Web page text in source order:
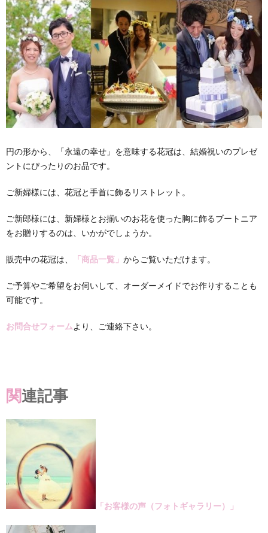
円の形から、「永遠の幸せ」を意味する花冠は、結婚祝いのプレゼ
ントにぴったりのお品です。
ご新婦様には、花冠と手首に飾るリストレット。
ご新郎様には、新婦様とお揃いのお花を使った胸に飾るブートニア
をお贈りするのは、いかがでしょうか。
販売中の花冠は、 「商品一覧」 からご覧いただけます。
ご予算やご希望をお伺いして、オーダーメイドでお作りすることも
可能です。
お問合せフォームより、ご連絡下さい。
関連記事
「お客様の声（フォトギャラリー）」